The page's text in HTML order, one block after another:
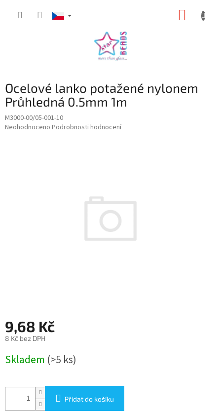
Ocelové lanko potažené nylonem
Průhledná 0.5mm 1m
M3000-00/05-001-10
Průměrné
Neohodnoceno Podrobnosti hodnocení
9,68 Kč
8 Kč bez DPH
cena:
Skladem (>5 ks)
Přidat do košíku